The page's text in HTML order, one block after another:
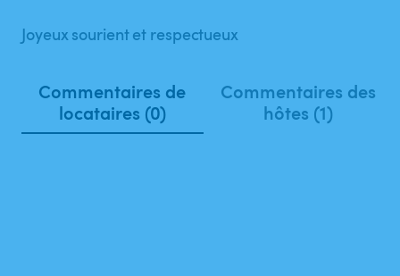
Joyeux sourient et respectueux
Commentaires de
locataires (0)
Commentaires des
hôtes (1)